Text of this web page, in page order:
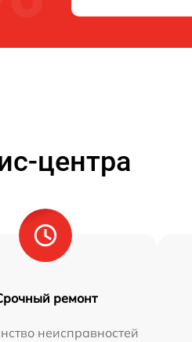
центра
ремонт
неисправностей